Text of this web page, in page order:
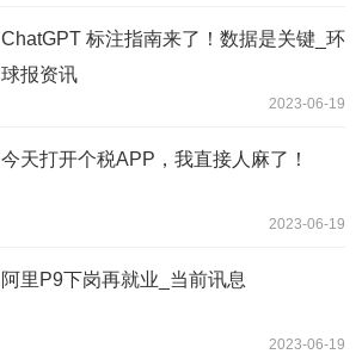
ChatGPT 标注指南来了！数据是关键_环
球报资讯
2023-06-19
今天打开个税APP，我直接人麻了！
2023-06-19
阿里P9下岗再就业_当前讯息
2023-06-19